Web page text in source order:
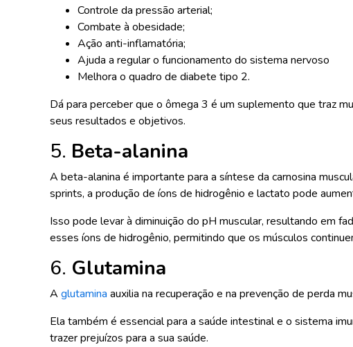
Controle da pressão arterial;
Combate à obesidade;
Ação anti-inflamatória;
Ajuda a regular o funcionamento do sistema nervoso
Melhora o quadro de diabete tipo 2.
Dá para perceber que o ômega 3 é um suplemento que traz
seus resultados e objetivos.
5. Beta-alanina
A beta-alanina é importante para a síntese da carnosina
sprints, a produção de íons de hidrogênio e lactato pode
Isso pode levar à diminuição do pH muscular, resultando em
esses íons de hidrogênio, permitindo que os músculos
6. Glutamina
A glutamina auxilia na recuperação e na prevenção de perda
Ela também é essencial para a saúde intestinal e o sistema
trazer prejuízos para a sua saúde.